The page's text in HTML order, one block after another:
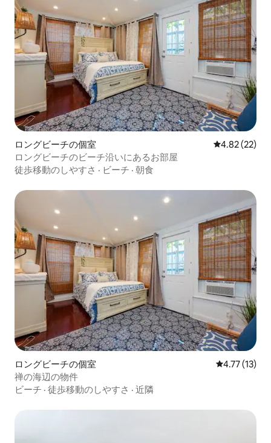
ロングビーチの個室 レビュー22
4.82 (22)
ロングビーチのビーチ沿いにあるお部屋
徒歩移動のしやすさ · ビーチ · 朝食
ロングビーチの個室 レビュー13
4.77 (13)
禅の海辺の物件
ビーチ · 徒歩移動のしやすさ · 近隣